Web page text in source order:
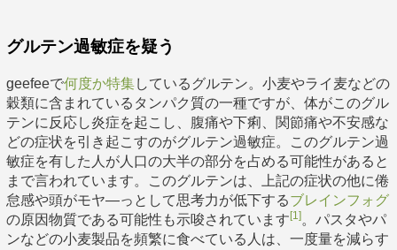
グルテン過敏症を疑う
geefeeで何度か特集しているグルテン。小麦やライ麦などの
穀類に含まれているタンパク質の一種ですが、体がこのグル
テンに反応し炎症を起こし、腹痛や下痢、関節痛や不安感な
どの症状を引き起こすのがグルテン過敏症。このグルテン過
敏症を有した人が人口の大半の部分を占める可能性があると
まで言われています。このグルテンは、上記の症状の他に倦
怠感や頭がモヤ―っとして思考力が低下するブレインフォグ
の原因物質である可能性も示唆されています [1]。パスタやパ
ンなどの小麦製品を頻繁に食べている人は、一度量を減らす